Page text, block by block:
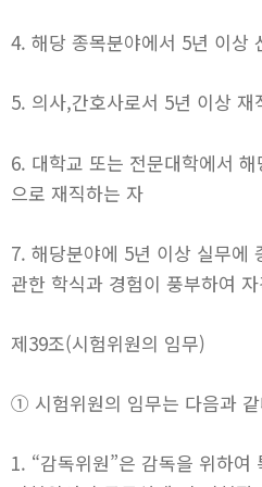
4. 해당 종목분야에서 5년 이상
5. 의사,간호사로서 5년 이상 재
6. 대학교 또는 전문대학에서
으로 재직하는 자
7. 해당분야에 5년 이상 실무에
관한 학식과 경험이 풍부하여
제39조(시험위원의 임무)
① 시험위원의 임무는 다음과
1. “감독위원”은 감독을 위하여